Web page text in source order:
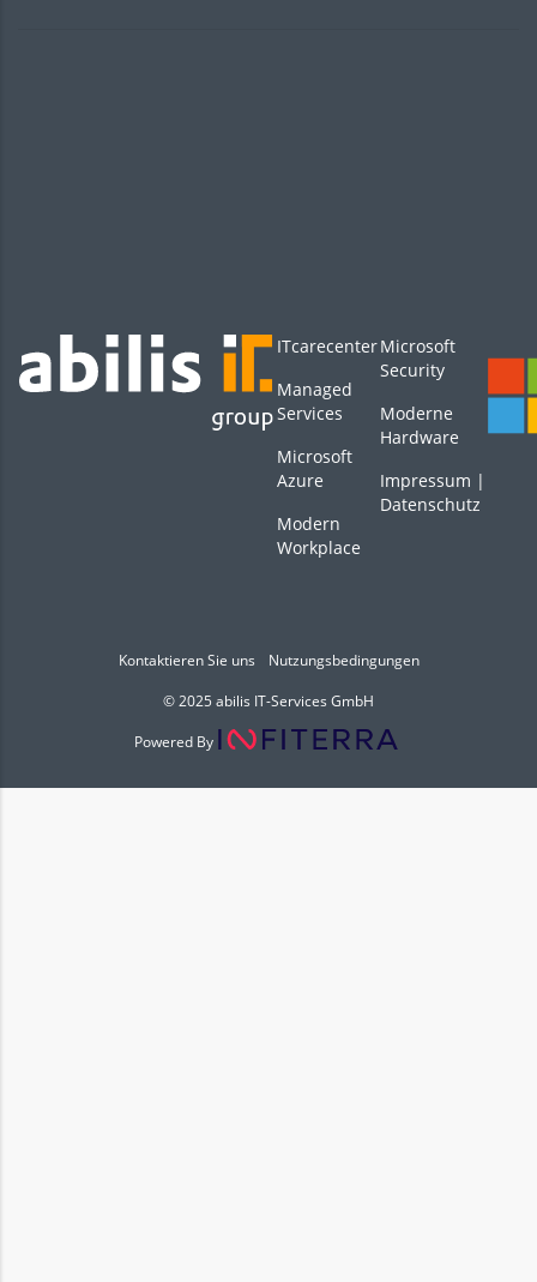
ITcarecenter
Managed
Services
Microsoft
Azure
Modern
Workplace
Microsoft
Security
Moderne
Hardware
Impressum |
Datenschutz
Kontaktieren Sie uns
Nutzungsbedingungen
© 2025 abilis IT-Services GmbH
Powered By